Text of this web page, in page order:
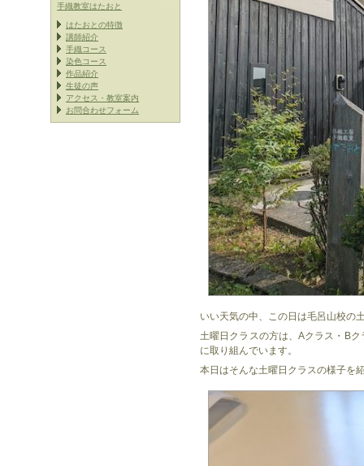
手織教室はたおと
はたおとの特徴
講師紹介
手織コース
染色コース
作品紹介
生徒の声
アクセス・教室案内
お問合わせフォーム
いい天気の中、この日は毛呂山校の
土曜日クラスの方は、Aクラス・B
に取り組んでいます。
本日はそんな土曜日クラスの様子を